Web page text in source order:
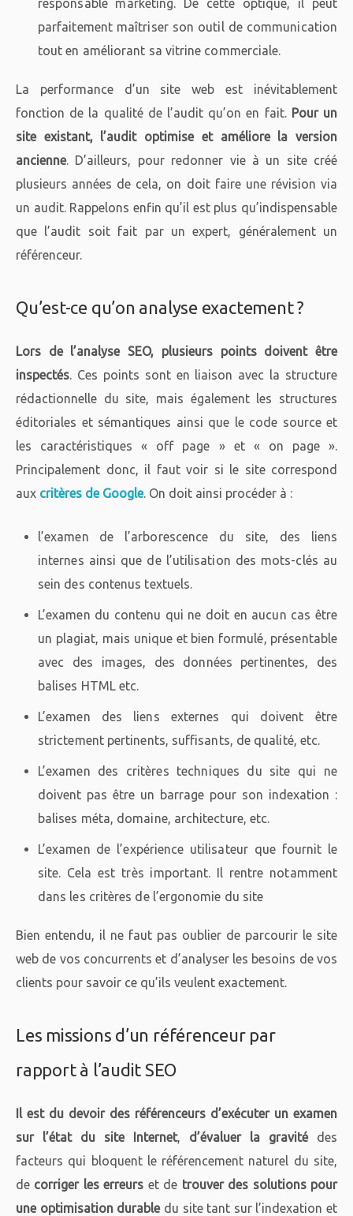
responsable marketing. De cette optique, il peut
parfaitement maîtriser son outil de communication
tout en améliorant sa vitrine commerciale.
La performance d’un site web est inévitablement
fonction de la qualité de l’audit qu’on en fait. Pour un
site existant, l’audit optimise et améliore la version
ancienne. D’ailleurs, pour redonner vie à un site créé
plusieurs années de cela, on doit faire une révision via
un audit. Rappelons enfin qu’il est plus qu’indispensable
que l’audit soit fait par un expert, généralement un
référenceur.
Qu’est-ce qu’on analyse exactement ?
Lors de l’analyse SEO, plusieurs points doivent être
inspectés. Ces points sont en liaison avec la structure
rédactionnelle du site, mais également les structures
éditoriales et sémantiques ainsi que le code source et
les caractéristiques « off page » et « on page ».
Principalement donc, il faut voir si le site correspond
aux critères de Google. On doit ainsi procéder à :
l’examen de l’arborescence du site, des liens
internes ainsi que de l’utilisation des mots-clés au
sein des contenus textuels.
L’examen du contenu qui ne doit en aucun cas être
un plagiat, mais unique et bien formulé, présentable
avec des images, des données pertinentes, des
balises HTML etc.
L’examen des liens externes qui doivent être
strictement pertinents, suffisants, de qualité, etc.
L’examen des critères techniques du site qui ne
doivent pas être un barrage pour son indexation :
balises méta, domaine, architecture, etc.
L’examen de l’expérience utilisateur que fournit le
site. Cela est très important. Il rentre notamment
dans les critères de l’ergonomie du site
Bien entendu, il ne faut pas oublier de parcourir le site
web de vos concurrents et d’analyser les besoins de vos
clients pour savoir ce qu’ils veulent exactement.
Les missions d’un référenceur par
rapport à l’audit SEO
Il est du devoir des référenceurs d’exécuter un examen
sur l’état du site Internet, d’évaluer la gravitédes
facteurs qui bloquent le référencement naturel du site,
de corriger les erreurs et de trouver des solutions pour
une optimisation durabledu site tant sur l’indexation et